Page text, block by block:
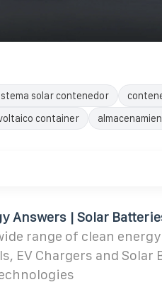
solar contenedor
container
Answers | Solar
range of clean
EV Chargers and